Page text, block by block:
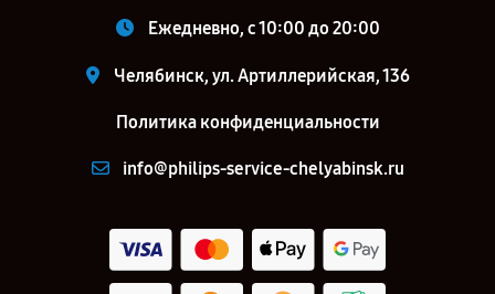
Ежедневно, с 10:00 до 20:00
Челябинск, ул. Артиллерийская, 136
Политика конфиденциальности
info@philips-service-chelyabinsk.ru